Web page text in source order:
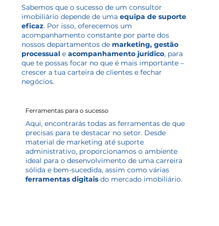
Sabemos que o sucesso de um consultor
imobiliário depende de uma equipa de suporte
eficaz. Por isso, oferecemos um
acompanhamento constante por parte dos
nossos departamentos de marketing, gestão
processual e acompanhamento jurídico, para
que te possas focar no que é mais importante –
crescer a tua carteira de clientes e fechar
negócios.
Ferramentas para o sucesso
Aqui, encontrarás todas as ferramentas de que
precisas para te destacar no setor. Desde
material de marketing até suporte
administrativo, proporcionamos o ambiente
ideal para o desenvolvimento de uma carreira
sólida e bem-sucedida, assim como várias
ferramentas digitaisdo mercado imobiliário.